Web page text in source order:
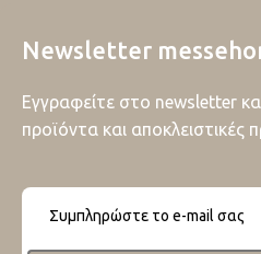
Newsletter
Εγγραφείτε στο newsletter
προϊόντα και αποκλειστικές